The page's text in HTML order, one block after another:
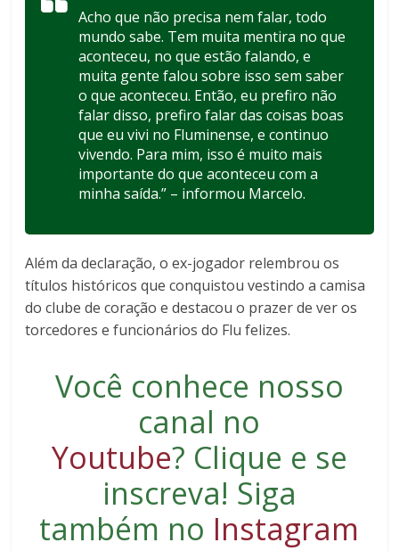
Acho que não precisa nem falar, todo
mundo sabe. Tem muita mentira no que
aconteceu, no que estão falando, e
muita gente falou sobre isso sem saber
o que aconteceu. Então, eu prefiro não
falar disso, prefiro falar das coisas boas
que eu vivi no Fluminense, e continuo
vivendo. Para mim, isso é muito mais
importante do que aconteceu com a
minha saída.” – informou Marcelo.
Além da declaração, o ex-jogador relembrou os
títulos históricos que conquistou vestindo a camisa
do clube de coração e destacou o prazer de ver os
torcedores e funcionários do Flu felizes.
Você conhece nosso
canal no
Youtube? Clique e se
inscreva! Siga
também no Instagram